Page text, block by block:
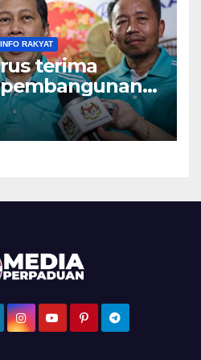
INFO RAKYAT
terima
Belanjawan
Maslan